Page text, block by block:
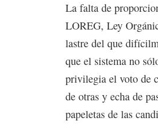
La falta de
LOREG, Ley
lastre del que
que el sistema no
privilegia el voto de
de otras y echa de
papeletas de las